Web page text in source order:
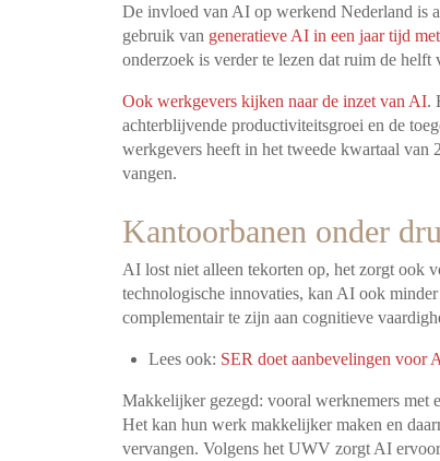
De invloed van AI op werkend Nederland is
gebruik van generatieve AI in een jaar tijd
onderzoek is verder te lezen dat ruim de
Ook werkgevers kijken naar de inzet van AI.
achterblijvende productiviteitsgroei en de
werkgevers heeft in het tweede kwartaal van
vangen.
Kantoorbanen onder
AI lost niet alleen tekorten op, het zorgt ook
technologische innovaties, kan AI ook
complementair te zijn aan cognitieve
Lees ook: SER doet aanbevelingen voor
Makkelijker gezegd: vooral werknemers met
Het kan hun werk makkelijker maken en
vervangen. Volgens het UWV zorgt AI